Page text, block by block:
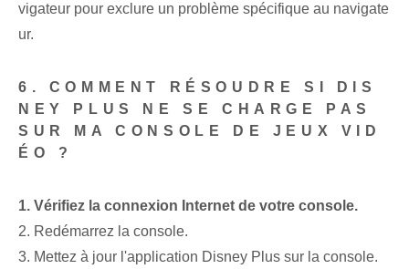
vigateur pour exclure un problème spécifique au navigate
ur.
6. COMMENT RÉSOUDRE SI DIS
NEY PLUS NE SE CHARGE PAS
SUR MA CONSOLE DE JEUX VID
ÉO ?
1. Vérifiez la connexion Internet de votre console.
2. Redémarrez la console.
3. Mettez à jour l'application Disney Plus sur la console.